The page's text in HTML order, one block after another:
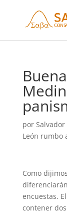
por Salvador
León rumbo
Como
encuestas.
contener